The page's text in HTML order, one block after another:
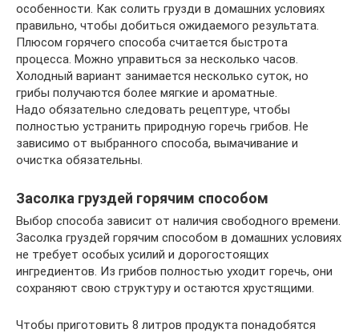
особенности. Как солить грузди в домашних условиях
правильно, чтобы добиться ожидаемого результата.
Плюсом горячего способа считается быстрота
процесса. Можно управиться за несколько часов.
Холодный вариант занимается несколько суток, но
грибы получаются более мягкие и ароматные.
Надо обязательно следовать рецептуре, чтобы
полностью устранить природную горечь грибов. Не
зависимо от выбранного способа, вымачивание и
очистка обязательны.
Засолка груздей горячим способом
Выбор способа зависит от наличия свободного времени.
Засолка груздей горячим способом в домашних условиях
не требует особых усилий и дорогостоящих
ингредиентов. Из грибов полностью уходит горечь, они
сохраняют свою структуру и остаются хрустящими.
Чтобы приготовить 8 литров продукта понадобятся